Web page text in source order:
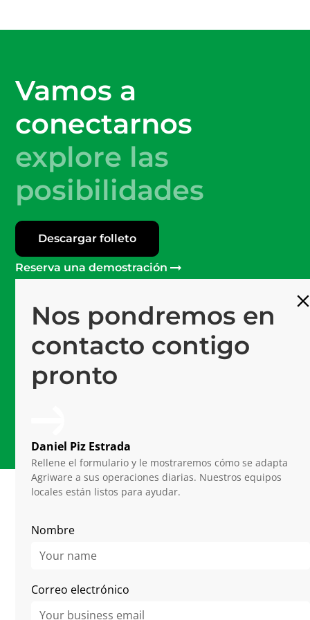
Vamos a
conectarnos
explore las
posibilidades
Descargar folleto
Reserva una demostración
Nos pondremos en
contacto contigo
pronto
Daniel Piz Estrada
Rellene el formulario y le mostraremos cómo se adapta
Agriware a sus operaciones diarias. Nuestros equipos
locales están listos para ayudar.
Nombre
Correo electrónico
Más de 120
Profesionales en Mprise
Software #1
Plataforma de última generación
Related Articles